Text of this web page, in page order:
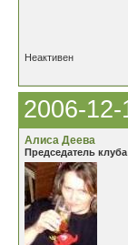
Неактивен
2006-
Алиса Деева
Председатель